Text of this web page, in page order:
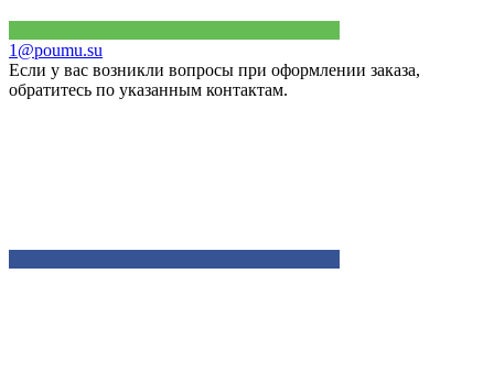
1@poumu.su
Если у вас возникли вопросы при оформлении заказа,
обратитесь по указанным контактам.